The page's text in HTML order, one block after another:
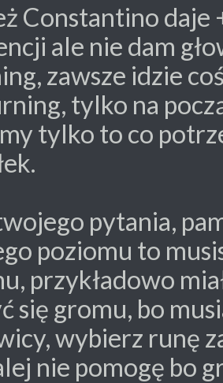
Constantino daje
ale nie dam
zawsze idzie
tylko na
tylko to co
pytania,
poziomu to
przykładowo
się gromu, bo
wybierz runę
nie pomogę bo